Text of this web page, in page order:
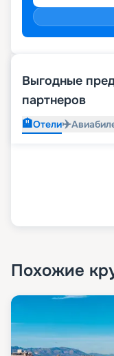
Выгодные
партнеров
🏨Отели✈️
Похожие